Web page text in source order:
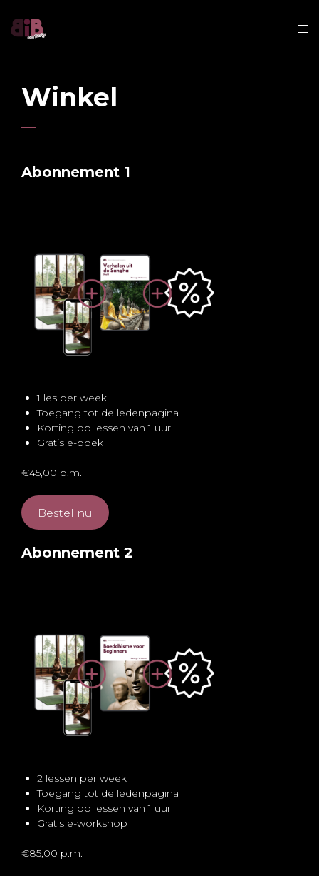
Winkel
Abonnement 1
1 les per week
Toegang tot de ledenpagina
Korting op lessen van 1 uur
Gratis e-boek
€45,00 p.m.
Bestel nu
Abonnement 2
2 lessen per week
Toegang tot de ledenpagina
Korting op lessen van 1 uur
Gratis e-workshop
€85,00 p.m.